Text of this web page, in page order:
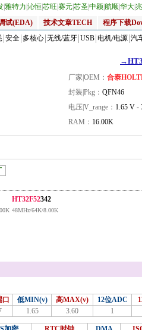
雅特力 沁恒芯旺 赛元芯圣 中颖航顺华大
试(EDA) 技术文章TECH 程序下载
安全 多核心 无线/蓝牙 USB 电机/电源 汽
厂家|OEM： 合泰
封装|Pkg： QFN46
电压|V_range： 1.65 V -
RAM： 16.00K
HT32F52342
48MHz/64K/8.00K
低MIN(v) 高MAX(v) 12位ADC
1.65 3.60 1